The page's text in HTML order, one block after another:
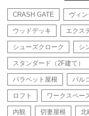
CRASH GATE ヴィ
ウッドデッキ エクス
シューズクローク シ
スタンダード（2F建て）
パラペット屋根 バル
ロフト ワークスペー
内観 切妻屋根 北